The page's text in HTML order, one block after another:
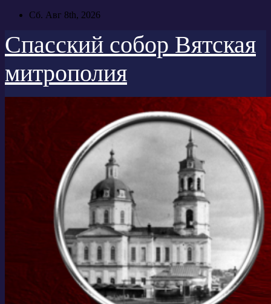
Перейти
содержимому
Сб. Авг 8th, 2026
Спасский собор Вятская
митрополия